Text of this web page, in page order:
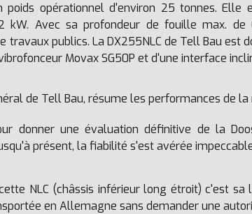
poids opérationnel d'environ 25 tonnes. Elle
kW. Avec sa profondeur de fouille max.
travaux publics. La DX255NLC de Tell Bau est
Movax SG50P et d'une interface
de Tell Bau, résume les performances de
donner une évaluation définitive de la
présent, la fiabilité s'est avérée
NLC (châssis inférieur long étroit) c'est
en Allemagne sans demander une